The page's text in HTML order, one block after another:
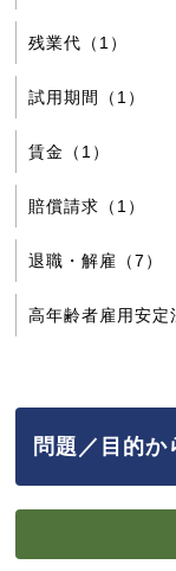
残業代（1）
試用期間（1）
賃金（1）
賠償請求（1）
退職・解雇（7）
高年齢者雇用安定
問題／目的か